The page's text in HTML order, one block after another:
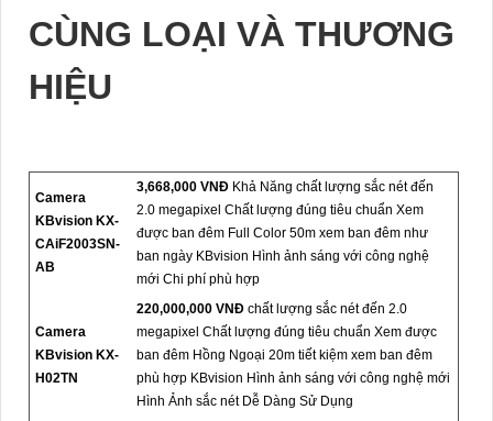
CÙNG LOẠI VÀ THƯƠNG
HIỆU
Camera
KBvision KX-
CAiF2003SN-
AB
3,668,000 VNĐ Khả Năng chất lượng sắc nét đến
2.0 megapixel Chất lượng đúng tiêu chuẩn Xem
được ban đêm Full Color 50m xem ban đêm như
ban ngày KBvision Hình ảnh sáng với công nghệ
mới Chi phí phù hợp
Camera
KBvision KX-
H02TN
220,000,000 VNĐ chất lượng sắc nét đến 2.0
megapixel Chất lượng đúng tiêu chuẩn Xem được
ban đêm Hồng Ngoại 20m tiết kiệm xem ban đêm
phù hợp KBvision Hình ảnh sáng với công nghệ mới
Hình Ảnh sắc nét Dễ Dàng Sử Dụng